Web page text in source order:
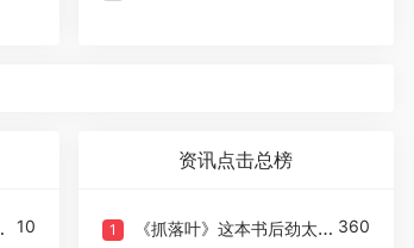
10
资讯点击总榜
1 《抓落叶》这本书后劲太大了！ 360